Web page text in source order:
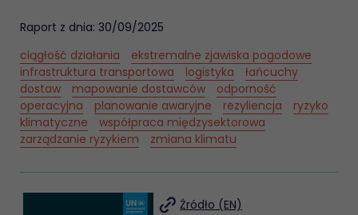
Raport z dnia: 30/09/2025
ciągłość działania
ekstremalne zjawiska pogodowe
infrastruktura transportowa
logistyka
łańcuchy
dostaw
mapowanie dostawców
odporność
operacyjna
planowanie awaryjne rezyliencja
ryzyko
klimatyczne
współpraca międzysektorowa
zarządzanie ryzykiem
zmiana klimatu
Źródło (EN)